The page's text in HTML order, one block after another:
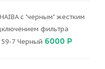
с "черным" жестким
фильтра
7 Черный 6000 Р